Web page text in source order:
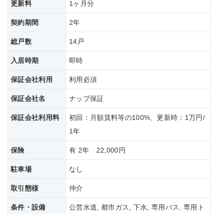
更新料 1ヶ月分
契約期間 2年
総戸数 14戸
入居時期 即時
保証会社利用 利用必須
保証会社名 ナップ保証
保証会社利用料
初回：月額賃料等の100%、更新時：1万円/
1年
保険 有 2年 22,000円
駐車場 なし
取引態様 仲介
条件・設備
公営水道, 都市ガス, 下水, 専用バス, 専用ト